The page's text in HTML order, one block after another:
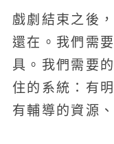
戲劇結束之後
還在。我們需
具。我們需要
住的系統：有
有輔導的資源